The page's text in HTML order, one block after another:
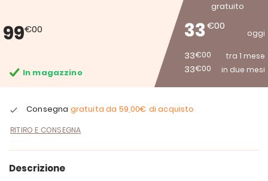
99€00
gratuito
33€00
oggi
33€00 tra 1 mese
33€00 in due mesi
In magazzino
Consegna gratuita da 59,00€ di acquisto
RITIRO E CONSEGNA
Descrizione